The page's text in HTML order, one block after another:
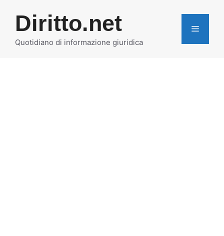
contenuto
Diritto.net
Quotidiano di informazione giuridica
MENU